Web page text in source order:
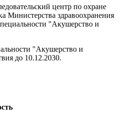
центр по охране
Министерства здравоохранения
"Акушерство и
"Акушерство и
до 10.12.2030.